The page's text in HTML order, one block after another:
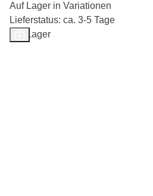
Auf Lager in Variationen
Lieferstatus: ca. 3-5 Tage
Auf Lager